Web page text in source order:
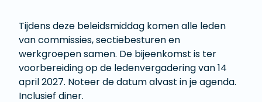
Tijdens deze beleidsmiddag komen alle leden
van commissies, sectiebesturen en
werkgroepen samen. De bijeenkomst is ter
voorbereiding op de ledenvergadering van 14
april 2027. Noteer de datum alvast in je agenda.
Inclusief diner.